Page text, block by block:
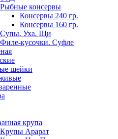
Рыбные консервы
Консервы 240 гр.
Консервы 160 гр.
Супы. Уха. Щи
Филе-кусочки. Суфле
шейки
крупа
Крупы Арарат